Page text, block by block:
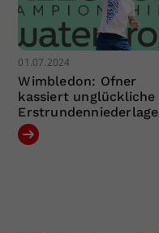
01.07.2024
Wimbledon: Ofner
kassiert unglückliche
Erstrundenniederlage